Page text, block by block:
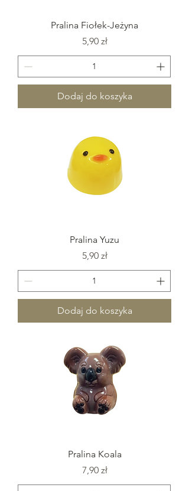
Pralina Fiołek-Jeżyna
Cena
5,90 zł
Dodaj do koszyka
Pralina Yuzu
Cena
5,90 zł
Dodaj do koszyka
Pralina Koala
Cena
7,90 zł